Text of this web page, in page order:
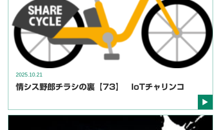
2025.10.21
情シス野郎チラシの裏【73】 IoTチャリンコ